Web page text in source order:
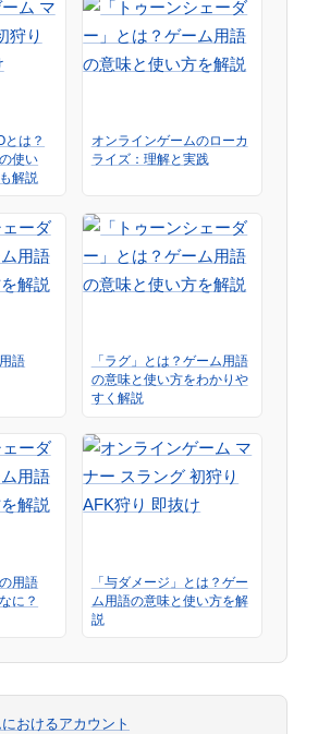
とは？
使い
解説
オンラインゲームのローカ
ライズ：理解と実践
語
「ラグ」とは？ゲーム用語
の意味と使い方をわかりや
すく解説
用語
に？
「与ダメージ」とは？ゲー
ム用語の意味と使い方を解
説
おけるアカウント